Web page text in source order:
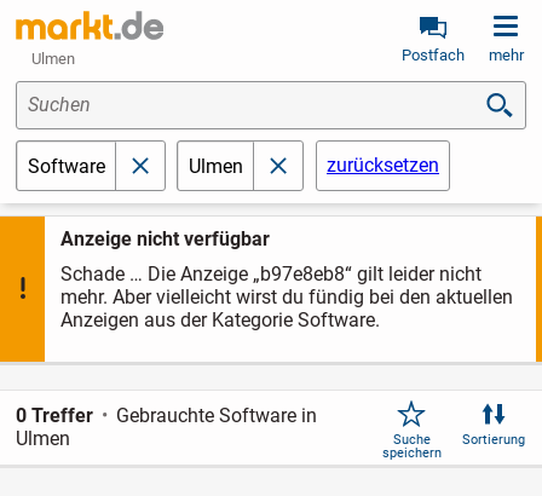
Ulmen Postfach mehr
Anzeige nicht verfügbar
Schade … Die Anzeige „b97e8eb8“ gilt leider nicht
mehr. Aber vielleicht wirst du fündig bei den aktuellen
Anzeigen aus der Kategorie Software.
Suchen
Software schließen
Ulmen schließenzurücksetzen
0 Treffer
Gebrauchte Software in
Ulmen
Suche
speichern
Sortierung